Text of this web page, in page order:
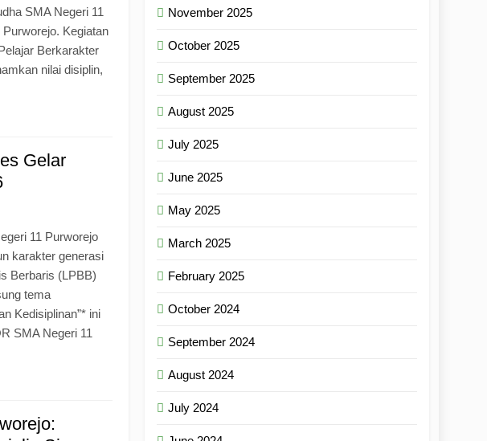
SMA Negeri 11
Kegiatan
Berkarakter
nilai disiplin,
Gelar
11 Purworejo
karakter generasi
Berbaris (LPBB)
tema
Kedisiplinan”* ini
SMA Negeri 11
November 2025
October 2025
September 2025
August 2025
July 2025
June 2025
May 2025
March 2025
February 2025
October 2024
September 2024
August 2024
July 2024